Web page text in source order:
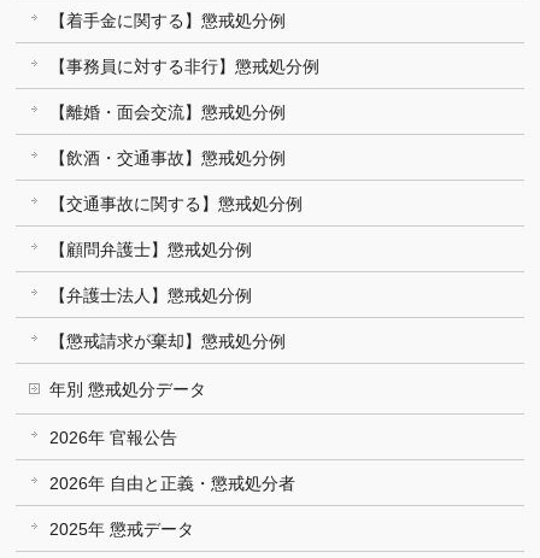
【着手金に関する】懲戒処分例
【事務員に対する非行】懲戒処分例
【離婚・面会交流】懲戒処分例
【飲酒・交通事故】懲戒処分例
【交通事故に関する】懲戒処分例
【顧問弁護士】懲戒処分例
【弁護士法人】懲戒処分例
【懲戒請求が棄却】懲戒処分例
年別 懲戒処分データ
2026年 官報公告
2026年 自由と正義・懲戒処分者
2025年 懲戒データ